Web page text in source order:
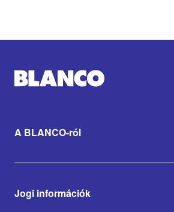
A BLANCO-ról
Jogi információk